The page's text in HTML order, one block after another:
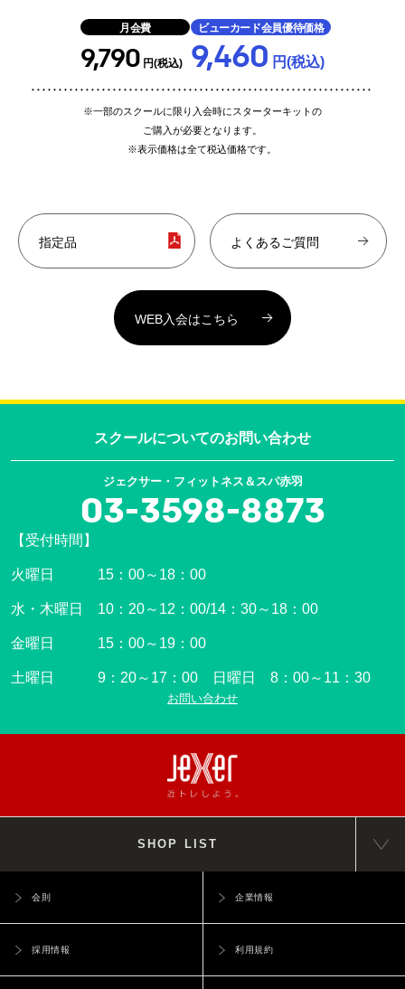
月会費
9,790 円(税込)
ビューカード会員優待価格
9,460 円(税込)
※一部のスクールに限り入会時にスターターキットの
ご購入が必要となります。
※表示価格は全て税込価格です。
指定品 よくあるご質問
WEB入会はこちら
スクールについてのお問い合わせ
ジェクサー・フィットネス＆スパ赤羽
03-3598-8873
【受付時間】
火曜日 15：00～18：00
水・木曜日 10：20～12：00/14：30～18：00
金曜日 15：00～19：00
土曜日 9：20～17：00 日曜日 8：00～11：30
お問い合わせ
SHOP LIST
会則 企業情報
採用情報 利用規約